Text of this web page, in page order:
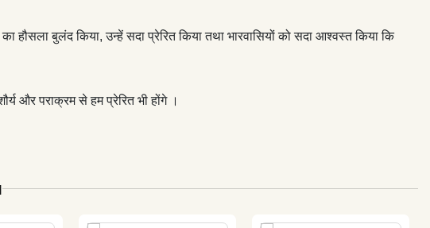
हौसला बुलंद किया, उन्हें सदा प्रेरित किया तथा भारवासियों को सदा आश्वस्त किया कि
और पराक्रम से हम प्रेरित भी होंगे ।